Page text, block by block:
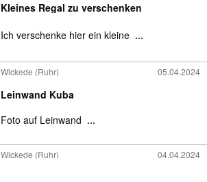
Kleines Regal zu verschenken
Ich verschenke hier ein kleine ...
Wickede (Ruhr) 05.04.2024
Leinwand Kuba
Foto auf Leinwand ...
Wickede (Ruhr) 04.04.2024